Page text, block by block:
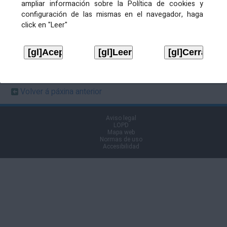
ampliar información sobre la Política de cookies y
configuración de las mismas en el navegador, haga
click en "Leer"
publicación
en Boletín
20/01/2025
Volver á páxina anterior
Aviso legal
LOPD
Mapa web
Normas de uso
Accesibilidad